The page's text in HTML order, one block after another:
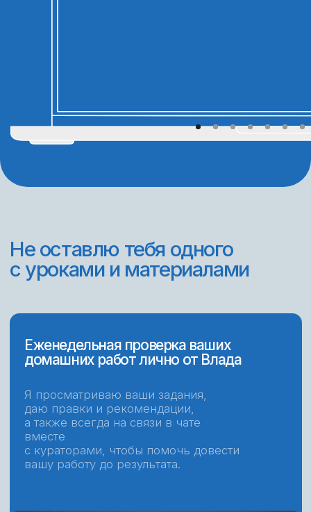
индивидуальный план выхода на нужный
уровень в дизайне и доходе.
Регистрируйся на обучение